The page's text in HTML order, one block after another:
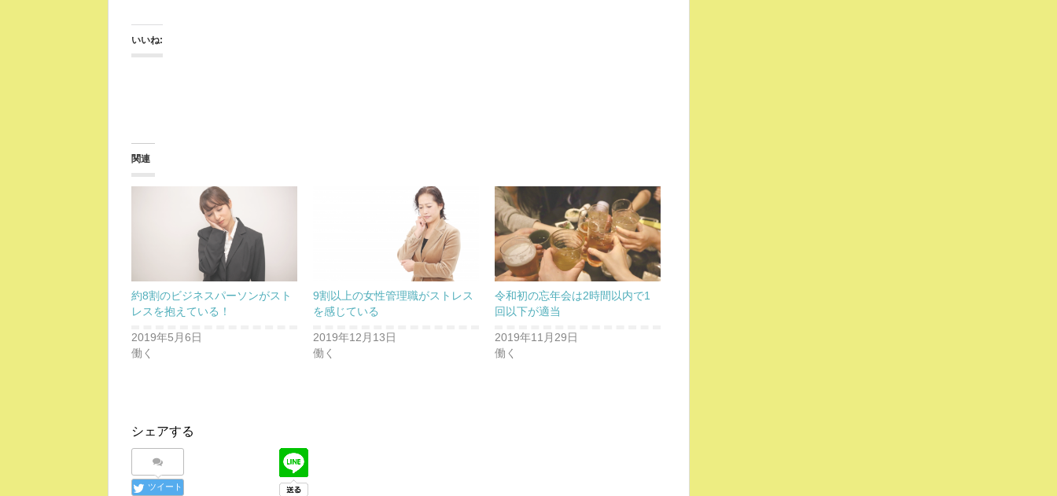
いいね:
関連
約8割のビジネスパーソンがスト
レスを抱えている！
2019年5月6日
働く
9割以上の女性管理職がストレス
を感じている
2019年12月13日
働く
令和初の忘年会は2時間以内で1
回以下が適当
2019年11月29日
働く
シェアする
ツイート